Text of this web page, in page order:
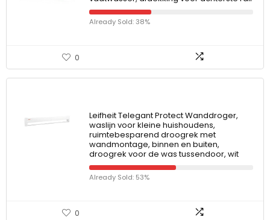
Already Sold: 38%
0
Leifheit Telegant Protect Wanddroger,
waslijn voor kleine huishoudens,
ruimtebesparend droogrek met
wandmontage, binnen en buiten,
droogrek voor de was tussendoor, wit
Already Sold: 53%
0